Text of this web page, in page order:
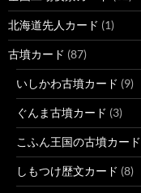
北海道先人カード (1)
古墳カード (87)
いしかわ古墳カード (9)
ぐんま古墳カード (3)
こふん王国の古墳カード
しもつけ歴文カード (8)